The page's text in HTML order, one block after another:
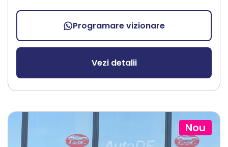
Programare vizionare
Vezi detalii
Nou